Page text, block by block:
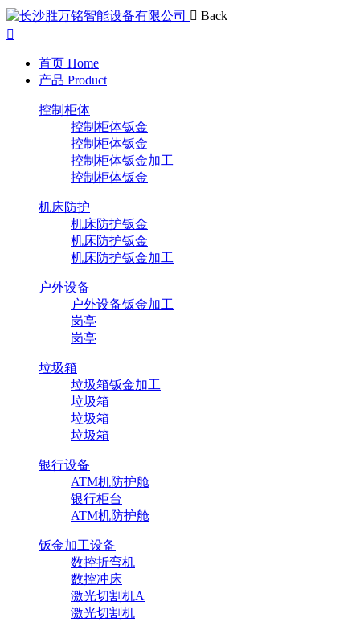
Back
首页 Home
产品 Product
控制柜体
控制柜体钣金
控制柜体钣金
控制柜体钣金加工
控制柜体钣金
机床防护
机床防护钣金
机床防护钣金
机床防护钣金加工
户外设备
户外设备钣金加工
岗亭
岗亭
垃圾箱
垃圾箱钣金加工
垃圾箱
垃圾箱
垃圾箱
银行设备
ATM机防护舱
银行柜台
ATM机防护舱
钣金加工设备
数控折弯机
数控冲床
激光切割机A
激光切割机